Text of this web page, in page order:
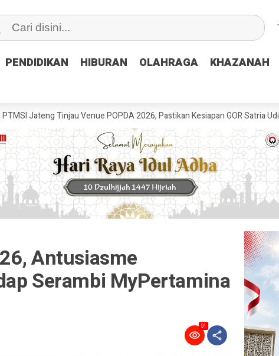
PENDIDIKAN HIBURAN OLAHRAGA KHAZANAH
PENDIDIKAN HIBURAN OLAHRAGA KHAZANAH
Tinjau Venue POPDA 2026, Pastikan Kesiapan GOR Satria Udinus untuk
Antusiasme
Serambi MyPertamina
51